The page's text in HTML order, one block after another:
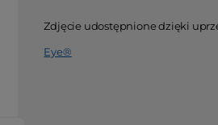
Zdjęcie udostępnione dzięki
Eye®